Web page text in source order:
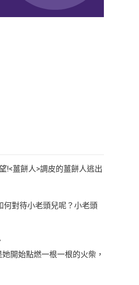
!<薑餅人>調皮的薑餅人逃出
何對待小老頭兒呢？小老頭
開始點燃一根一根的火柴，